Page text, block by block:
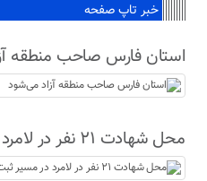
خبر تاپ صفحه
استان فارس صاحب منطقه
محل شهادت ۲۱
گرفت